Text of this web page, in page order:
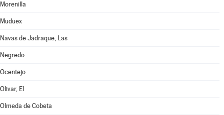
Morenilla
Muduex
Navas de Jadraque, Las
Negredo
Ocentejo
Olivar, El
Olmeda de Cobeta